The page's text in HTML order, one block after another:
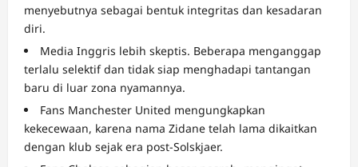
menyebutnya sebagai bentuk integritas dan kesadaran
diri.
Media Inggris lebih skeptis. Beberapa menganggap
terlalu selektif dan tidak siap menghadapi tantangan
baru di luar zona nyamannya.
Fans Manchester United mengungkapkan
kekecewaan, karena nama Zidane telah lama dikaitkan
dengan klub sejak era post-Solskjaer.